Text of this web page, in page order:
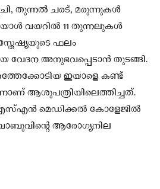
തുന്നൽ ചരട്, മരുന്നുകൾ
വയറിൽ 11 തുന്നലുകൾ
ഫലം
വേദന അനുഭവപ്പെടാൻ തുടങ്ങി.
ഇയാളെ കണ്ട്
ആശുപത്രിയിലെത്തിച്ചത്.
മെഡിക്കൽ കോളേജിൽ
ആരോഗ്യനില